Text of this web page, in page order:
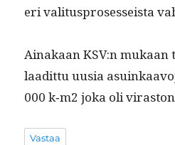
eri val­i­tus­pros­es­seista
Ainakaan KSV:n mukaan
laa­dit­tu uusia
000 k‑m2 joka oli
Vastaa